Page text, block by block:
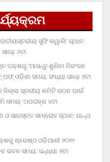
ସୁଫି କୱାଲି’ ସ୍ଥାନ:
୬ଟା
ପକ୍ଷରୁ ‘ଆସନ୍ତୁ ଶୁଣିବା ନିରଂଜନ
ଓଡ଼ିଶା ସମୟ: ସଂଧ୍ୟା ସାଢ଼େ ୬ଟା
ଜିଲ୍ଲା ସ୍ତରୀୟ କମିଟି ଗଠନ ପାଇଁ
ସମୟ: ଅପରାହ୍‌ଣ ୪ଟା
ସାରସ୍ବତ ସମାରୋହ ସ୍ଥାନ: ପାନ୍ଥ
ଶ୍ରେଷ୍ଠ ଓଡ଼ିଆଣୀ ୨୦୨୨
ଭବନ ସମୟ: ସନ୍ଧ୍ୟା ୬ଟା